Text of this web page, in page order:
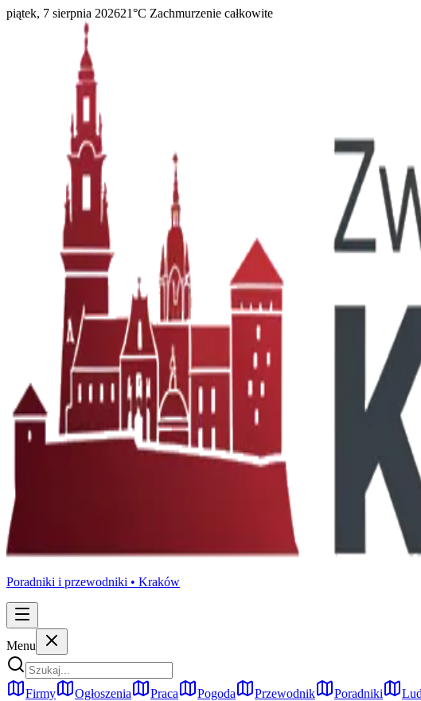
piątek, 7 sierpnia 202621°C Zachmurzenie całkowite
Poradniki i przewodniki • Kraków
Menu
Firmy Ogłoszenia Praca Pogoda Przewodnik Poradniki